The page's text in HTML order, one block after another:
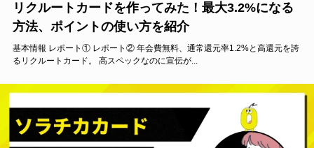
リクルートカードを作ってみた！最大3.2%になる
方法、ポイントの使い方を紹介
基本情報 レポート① レポート② 年会費無料、通常還元率1.2%と高還元を誇
るリクルートカード。 高スペックなのに宣伝が...